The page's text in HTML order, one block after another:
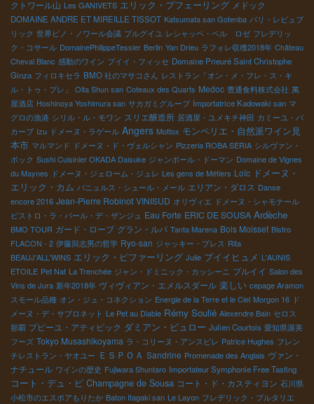
クトワール山 Les GANIVETS エリック・プフェーリング メドック
DOMAINE ANDRE ET MIREILLE TISSOT Katsumata san Gotenba パリ・レピュブ
リック 世界ピノ・ノワール会議 ブルグイユ レシャッペ・ベル ロゼ フレデリッ
ク・コサール DomainePhilippeTessier Berlin Yan Drieu ラフォレ収穫2018年 Château
Cheval Blanc 感動のワイン プイイ・フィッセ Domaine Prieuré Saint Christophe
Ginza フィロキセラ BMO 社のマサコさん レストラン「オン・メ・フレ・ス・キ
ル・トゥ・プレ」
Oita Shun san Coteaux des Quarts Medoc 豊通食料株式会社 萬
屋酒店 Hoshinoya Yoshimura san サカガミグループ Importatrice Kadowaki san マ
グロの漁港 シリル・ル・モワン スリエ醸造所 居酒屋・ユメキチ神田 カミーユ・バ
カーブ Izu ドメーヌ・ラゲール Angers Mottox モンペリエ・自然派ワイン見
本市 マルマンド ドメーヌ・ド・ヴェルシャン Pizzeria ROBA SERIA シルヴァン・
ボック Sushi Cuisinier OKADA Daisuke ジャンポール・ドーマン Domaine de Vignes
du Maynes ドメーヌ・ジェローム・ジュレ Les gens de Métiers Loïc ドメーヌ・
エリック・カム バニュルス・シュール・メール エリアン・ダロス Danse
encore 2016 Jean-Pierre Robinot VINISUD オリヴィエ ドメーヌ・シャモナール
ビストロ・ラ・パール・デ・ザンジュ Eau Forte ERIC DE SOUSA Ardèche
BMO TOUR ガード・ローブ グラン・ルパ Tanta Marena Bois Moisset Bistro
FLACON - 2 伊藤與志男の哲学 Ryo-san ジャッキー・プレス Rita
BEAUJ'ALL'WINS エリック・ピファーリング Julie プイイヒュメ L'AUNIS
ETOILE Pet Nat La Trenchée ジャン・ドミニック・カッシーニ ブルイイ Salon des
Vins de Jura 新年2018年 ヴィヴィアン・エメルスダール 楽しい cepage Aramon
スモール品種 オン・ジュ・コネクション Energie de la Terre et le Ciel Morgon 16 ド
メーヌ・デ・サブロネット Le Pet au Diable Rémy Soulié Alexendre Bain セロス
那覇 プピーユ・アティピック ダミアン・ビュロー Julien Courtois 愛知県渥美
フーズ Tokyo Musashikoyama ラ・コリーヌ・アンスピレ Patrice Hughes フレン
チレストラン・ヤオユー ＥＳＰＯＡ Sandrine Promenade des Anglais ヴァン・
ナチュール ワインの歴史 Fujiwara Shuntaro Importateur Symphonie Free Tasting
コート・デュ・ピ Champagne de Sousa コート・ド・カスティヨン 石川県
小松市のエスポアもりたか Baton Itagaki san Le Layon フレデリック・プルタリエ